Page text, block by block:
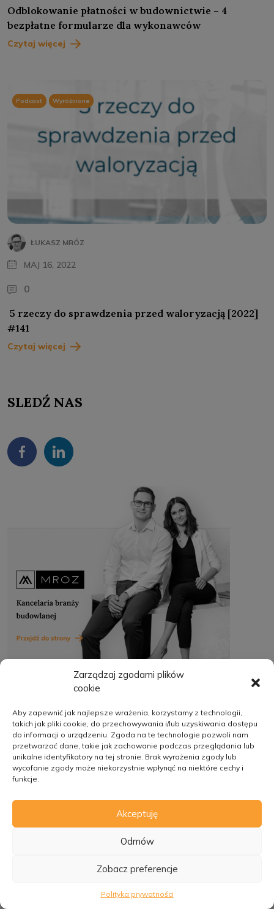
Zarządzaj zgodami plików
cookie
Aby zapewnić jak najlepsze wrażenia, korzystamy z technologii,
takich jak pliki cookie, do przechowywania i/lub uzyskiwania dostępu
do informacji o urządzeniu. Zgoda na te technologie pozwoli nam
przetwarzać dane, takie jak zachowanie podczas przeglądania lub
unikalne identyfikatory na tej stronie. Brak wyrażenia zgody lub
wycofanie zgody może niekorzystnie wpłynąć na niektóre cechy i
funkcje.
Akceptuję
Odmów
Zobacz preferencje
Polityka prywatności
Odblokowanie płatności w budownictwie – 4
bezpłatne formularze dla wykonawców
Czytaj więcej
Podcast Wyróżnione
ŁUKASZ MRÓZ
MAJ 16, 2022
0
5 rzeczy do sprawdzenia przed waloryzacją [2022]
#141
Czytaj więcej
SLEDŹ NAS
TAGI
bezpieczeństwo
cesja covid cyfryzacja